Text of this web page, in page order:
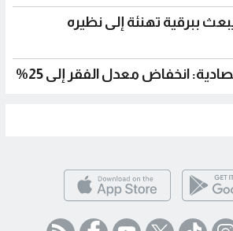
ببرقية تهنئة إلى نظيره
انخفاض معدل الفقر إلى 25%